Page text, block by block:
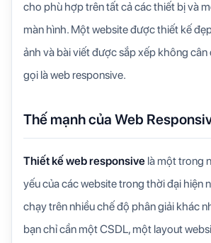
cho phù hợp trên tất cả các thiết bị và
màn hình. Một website được thiết kế
ảnh và bài viết được sắp xếp không
gọi là web responsive.
Thế mạnh của Web
Thiết kế web responsive là một trong
yếu của các website trong thời đại hiện
chạy trên nhiều chế độ phân giải khác
bạn chỉ cần một CSDL, một layout